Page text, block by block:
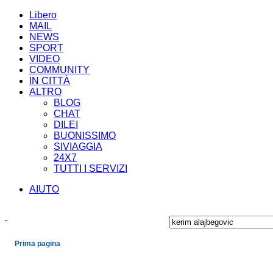
Libero
MAIL
NEWS
SPORT
VIDEO
COMMUNITY
IN CITTÀ
ALTRO
BLOG
CHAT
DILEI
BUONISSIMO
SIVIAGGIA
24X7
TUTTI I SERVIZI
AIUTO
Prima pagina